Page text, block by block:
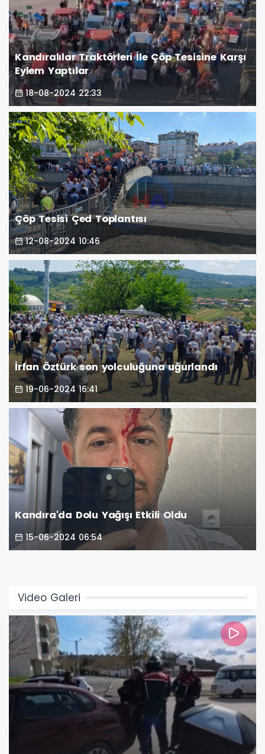
Kandıralılar Traktörleri İle Çöp Tesisine Karşı
Eylem Yaptılar
18-08-2024 22:33
Çöp Tesisi Çed Toplantısı
12-08-2024 10:46
İrfan Öztürk son yolculuğuna uğurlandı
19-06-2024 16:41
Kandıra'da Dolu Yağışı Etkili Oldu
15-06-2024 06:54
Video Galeri